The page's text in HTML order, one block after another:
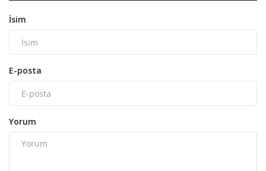
İsim
E-posta
Yorum